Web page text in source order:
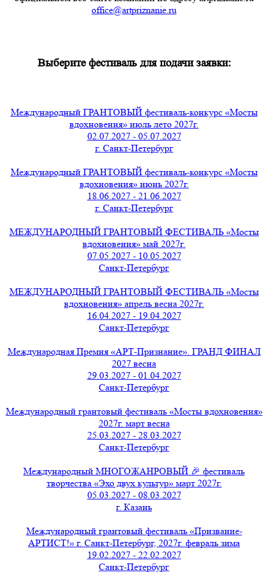
office@artpriznanie.ru
Выберите фестиваль для подачи заявки:
Международный ГРАНТОВЫЙ фестиваль-конкурс «Мосты
вдохновения» июль лето 2027г.
02.07.2027 - 05.07.2027
г. Санкт-Петербург
Международный ГРАНТОВЫЙ фестиваль-конкурс «Мосты
вдохновения» июнь 2027г.
18.06.2027 - 21.06.2027
г. Санкт-Петербург
МЕЖДУНАРОДНЫЙ ГРАНТОВЫЙ ФЕСТИВАЛЬ «Мосты
вдохновения» май 2027г.
07.05.2027 - 10.05.2027
Санкт-Петербург
МЕЖДУНАРОДНЫЙ ГРАНТОВЫЙ ФЕСТИВАЛЬ «Мосты
вдохновения» апрель весна 2027г.
16.04.2027 - 19.04.2027
Санкт-Петербург
Международная Премия «АРТ-Признание». ГРАНД ФИНАЛ
2027 весна
29.03.2027 - 01.04.2027
Санкт-Петербург
Международный грантовый фестиваль «Мосты вдохновения»
2027г. март весна
25.03.2027 - 28.03.2027
Санкт-Петербург
Международный МНОГОЖАНРОВЫЙ 🎉 фестиваль
творчества «Эхо двух культур» март 2027г.
05.03.2027 - 08.03.2027
г. Казань
Международный грантовый фестиваль «Призвание-
АРТИСТ!» г. Санкт-Петербург, 2027г. февраль зима
19.02.2027 - 22.02.2027
Санкт-Петербург